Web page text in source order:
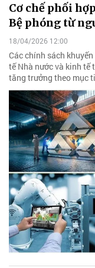
Cơ chế phối
Bệ phóng từ
18/04/2026 12:00
Các chính sách
tế Nhà nước và kinh tế
tăng trưởng theo mục